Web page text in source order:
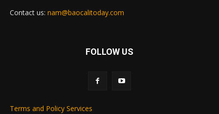
Contact us: nam@baocalitoday.com
FOLLOW US
Terms and Policy Services